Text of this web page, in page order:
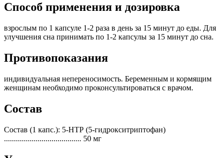
Способ применения и дозировка
взрослым по 1 капсуле 1-2 раза в день за 15 минут до еды. Для
улучшения сна принимать по 1-2 капсулы за 15 минут до сна.
Противопоказания
индивидуальная непереносимость. Беременным и кормящим
женщинам необходимо проконсультироваться с врачом.
Состав
Состав (1 капс.): 5-НТР (5-гидрокситриптофан)
....................................... 50 мг